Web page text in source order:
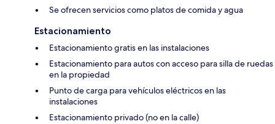
Se ofrecen servicios como platos de comida y agua
Estacionamiento
Estacionamiento gratis en las instalaciones
Estacionamiento para autos con acceso para silla de ruedas
en la propiedad
Punto de carga para vehículos eléctricos en las
instalaciones
Estacionamiento privado (no en la calle)